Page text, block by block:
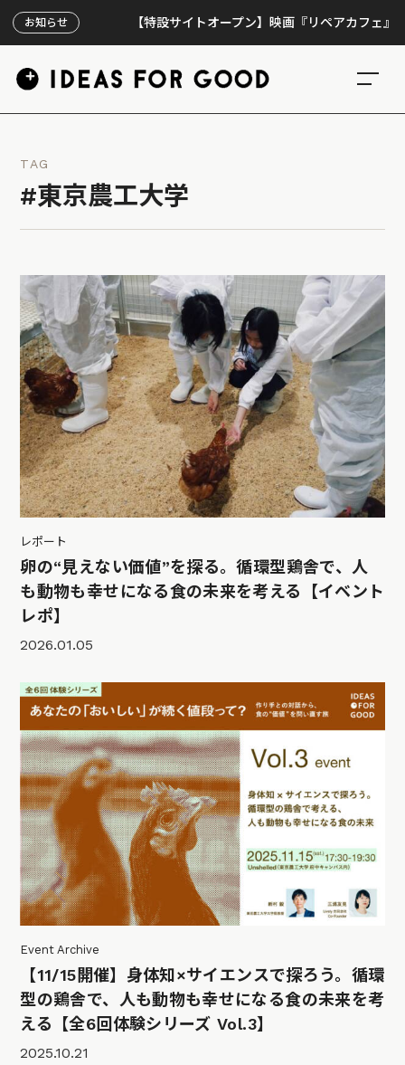
お知らせ 【特設サイトオープン】映画『リペアカフェ』、上映
TAG
#東京農工大学
レポート
卵の“見えない価値”を探る。循環型鶏舎で、人
も動物も幸せになる食の未来を考える【イベント
レポ】
2026.01.05
Event Archive
【11/15開催】身体知×サイエンスで探ろう。循環
型の鶏舎で、人も動物も幸せになる食の未来を考
える【全6回体験シリーズ Vol.3】
2025.10.21